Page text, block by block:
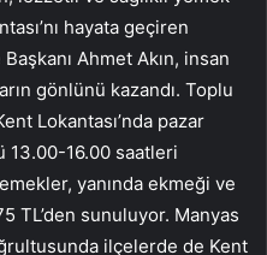
hayata geçiren
Ahmet Akın, insan
gönlünü kazandı. Toplu
Lokantası’nda pazar
13.00-16.00 saatleri
yanında ekmeği ve
TL’den sunuluyor. Manyas
ilçelerde de Kent